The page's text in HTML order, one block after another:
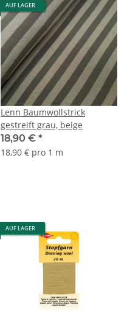
AUF LAGER
Lenn Baumwollstrick
gestreift grau, beige
18,90 € *
18,90 € pro 1 m
AUF LAGER